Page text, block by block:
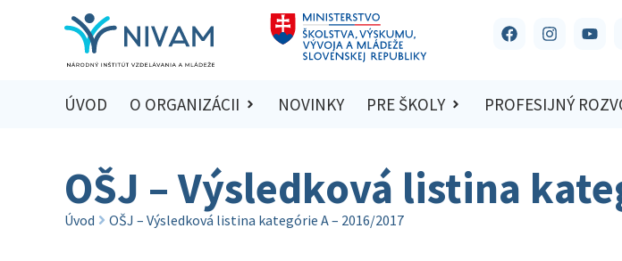
ÚVOD O ORGANIZÁCII NOVINKY PRE ŠKOLY PROFESIJNÝ
OŠJ – Výsledková listina
Úvod OŠJ – Výsledková listina kategórie A – 2016/2017